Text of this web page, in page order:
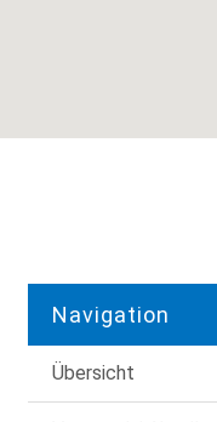
Navigation
Übersicht